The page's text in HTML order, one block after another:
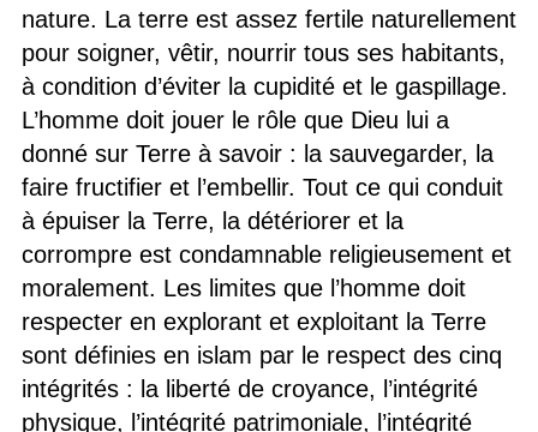
nature. La terre est assez fertile naturellement
pour soigner, vêtir, nourrir tous ses habitants,
à condition d’éviter la cupidité et le gaspillage.
L’homme doit jouer le rôle que Dieu lui a
donné sur Terre à savoir : la sauvegarder, la
faire fructifier et l’embellir. Tout ce qui conduit
à épuiser la Terre, la détériorer et la
corrompre est condamnable religieusement et
moralement. Les limites que l’homme doit
respecter en explorant et exploitant la Terre
sont définies en islam par le respect des cinq
intégrités : la liberté de croyance, l’intégrité
physique, l’intégrité patrimoniale, l’intégrité